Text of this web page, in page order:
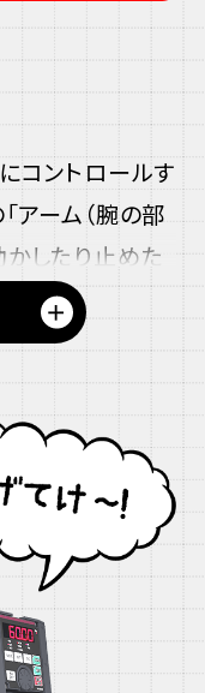
コントロールす
アーム（腕の部
かしたり止めた
があれば、自
す。ちなみに
召し使い
め
つ
い
）」で
＋